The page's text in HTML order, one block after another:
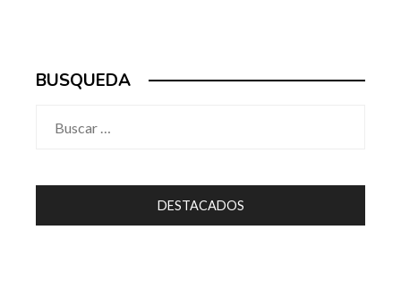
BUSQUEDA
DESTACADOS